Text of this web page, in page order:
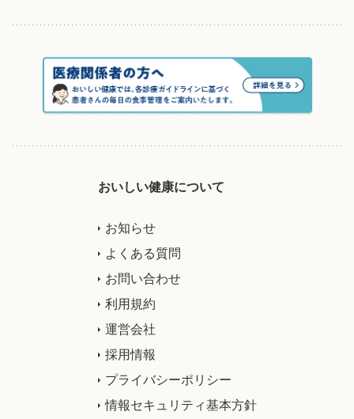
おいしい健康について
お知らせ
よくある質問
お問い合わせ
利用規約
運営会社
採用情報
プライバシーポリシー
情報セキュリティ基本方針